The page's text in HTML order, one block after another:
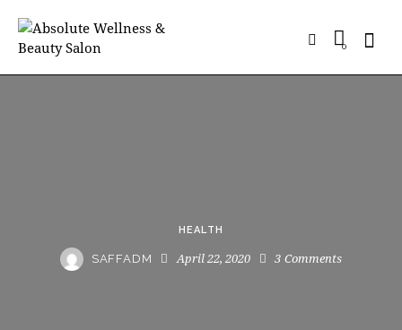
0
HEALTH
SAFFADM April 22, 2020 3 Comments